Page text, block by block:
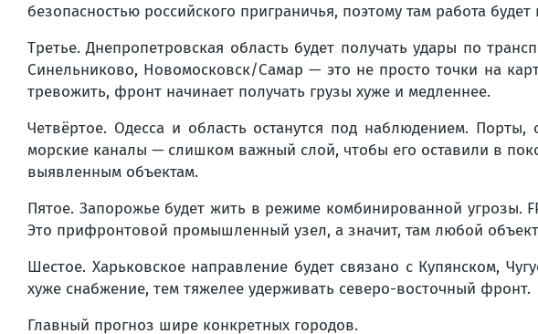
безопасностью российского приграничья, поэтому там работа будет
Третье. Днепропетровская область будет получать удары по
Синельниково, Новомосковск/Самар — это не просто точки на
тревожить, фронт начинает получать грузы хуже и медленнее.
Четвёртое. Одесса и область останутся под наблюдением.
морские каналы — слишком важный слой, чтобы его оставили в
выявленным объектам.
Пятое. Запорожье будет жить в режиме комбинированной угрозы.
Это прифронтовой промышленный узел, а значит, там любой
Шестое. Харьковское направление будет связано с Купянском,
хуже снабжение, тем тяжелее удерживать северо-восточный фронт.
Главный прогноз шире конкретных городов.